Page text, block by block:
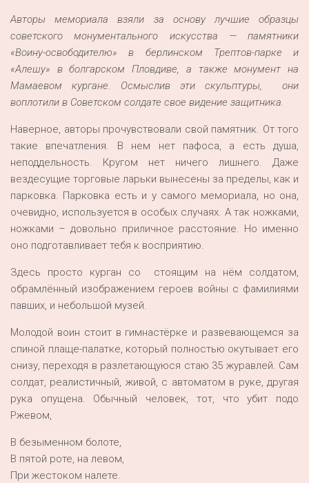
Авторы мемориала взяли за основу лучшие образцы
советского монументального искусства — памятники
«Воину-освободителю» в берлинском Трептов-парке и
«Алешу» в болгарском Пловдиве, а также монумент на
Мамаевом кургане. Осмыслив эти скульптуры, они
воплотили в Советском солдате свое видение защитника.
Наверное, авторы прочувствовали свой памятник. От того
такие впечатления. В нем нет пафоса, а есть душа,
неподдельность. Кругом нет ничего лишнего. Даже
вездесущие торговые ларьки вынесены за пределы, как и
парковка. Парковка есть и у самого мемориала, но она,
очевидно, используется в особых случаях. А так ножками,
ножками – довольно приличное расстояние. Но именно
оно подготавливает тебя к восприятию.
Здесь просто курган со стоящим на нём солдатом,
обрамлённый изображением героев войны с фамилиями
павших, и небольшой музей.
Молодой воин стоит в гимнастёрке и развевающемся за
спиной плаще-палатке, который полностью окутывает его
снизу, переходя в разлетающуюся стаю 35 журавлей. Сам
солдат, реалистичный, живой, с автоматом в руке, другая
рука опущена. Обычный человек, тот, что убит подо
Ржевом,
В безыменном болоте,
В пятой роте, на левом,
При жестоком налете.